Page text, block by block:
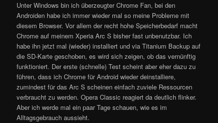
Unter Windows bin ich überzeugter Chrome Fan, bei den
Androiden habe ich immer wieder mal so meine Probleme mit
diesem Browser. Vor allem der recht hohe Speicherbedarf macht
Chrome auf meinem Xperia Arc S bisher fast unbenutzbar. Ich
habe ihn jetzt mal (wieder) installiert und via Titanium Backup auf
die SD-Karte geschoben, es wird sich zeigen, ob das vernünftig
funktioniert. Der erste (schnelle) Test scheint aber eher dazu zu
führen, dass ich Chrome für Android wieder deinstalliere,
zumindest für das Arc S scheinen einfach zuviele Ressourcen
verbraucht zu werden. Opera Classic reagiert da deutlich flinker.
Aber ich werde mal ein paar Tage schauen, wie es im
Alltagsgebrauch aussieht.